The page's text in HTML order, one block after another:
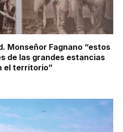
Monseñor Fagnano “estos
de las grandes estancias
el territorio”